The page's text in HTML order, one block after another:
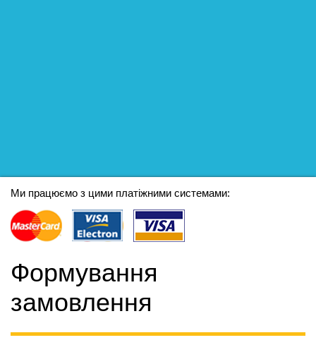
Ми працюємо з цими платіжними системами:
Формування
замовлення